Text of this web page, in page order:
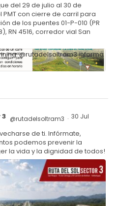
del 29 de julio al 30 de
con cierre de carril para
de los puentes 01-P-010 (PR
RN 4516, corredor vial San
3 @rutadelsoltram3 · 30 Jul
de ti. Infórmate,
podemos prevenir la
la vida y la dignidad de todos!